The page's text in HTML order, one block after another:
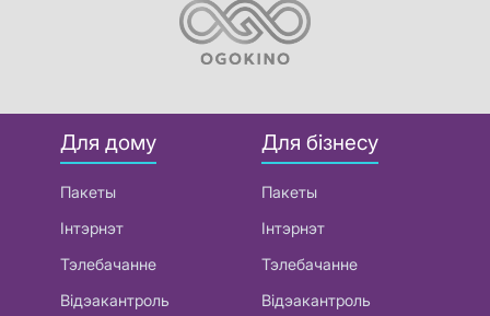
Для дому
Пакеты
Інтэрнэт
Тэлебачанне
Відэакантроль
Для бізнесу
Пакеты
Інтэрнэт
Тэлебачанне
Відэакантроль